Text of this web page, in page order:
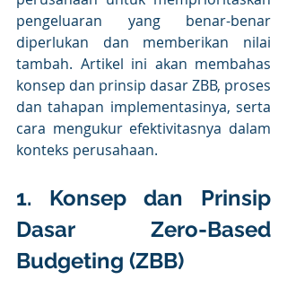
pengeluaran yang benar-benar
diperlukan dan memberikan nilai
tambah. Artikel ini akan membahas
konsep dan prinsip dasar ZBB, proses
dan tahapan implementasinya, serta
cara mengukur efektivitasnya dalam
konteks perusahaan.
1. Konsep dan Prinsip
Dasar Zero-Based
Budgeting (ZBB)